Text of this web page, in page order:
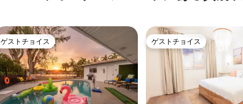
ゲストチョイス
ゲストチョイス ゲストチョイス
ゲストチョイス